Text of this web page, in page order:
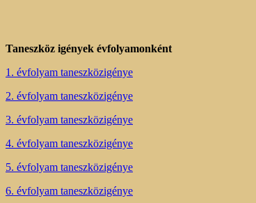
Taneszköz igények évfolyamonként
1. évfolyam taneszközigénye
2. évfolyam taneszközigénye
3. évfolyam taneszközigénye
4. évfolyam taneszközigénye
5. évfolyam taneszközigénye
6. évfolyam taneszközigénye